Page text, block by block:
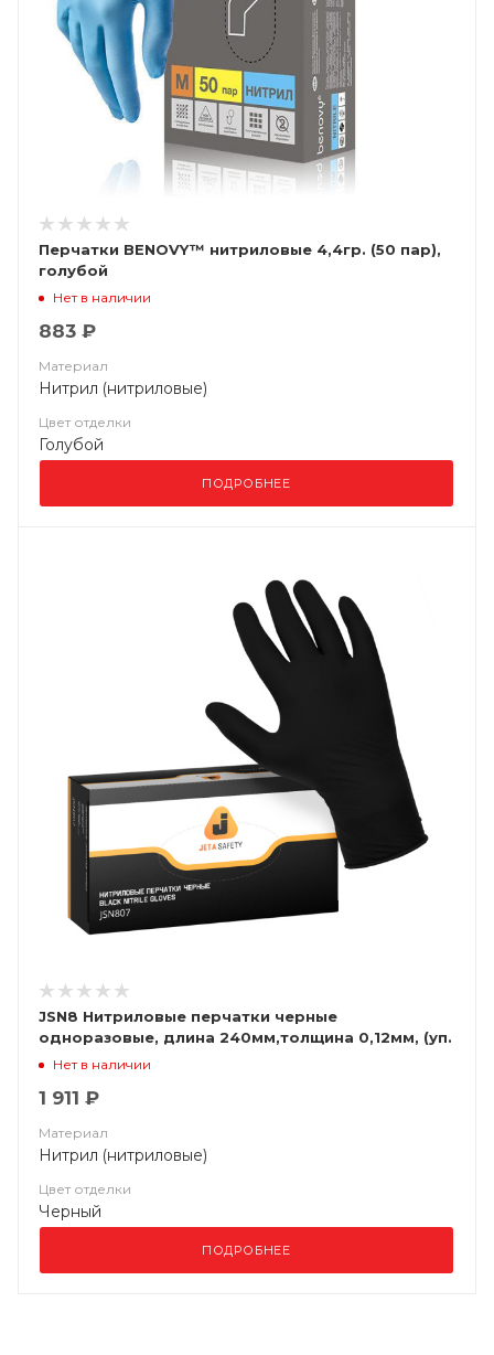
Перчатки BENOVY™ нитриловые 4,4гр. (50 пар),
голубой
Нет в наличии
883 ₽
Материал
Нитрил (нитриловые)
Цвет отделки
Голубой
ПОДРОБНЕЕ
JSN8 Нитриловые перчатки черные
одноразовые, длина 240мм,толщина 0,12мм, (уп.
100шт) Jeta Safety
Нет в наличии
1 911 ₽
Материал
Нитрил (нитриловые)
Цвет отделки
Черный
ПОДРОБНЕЕ